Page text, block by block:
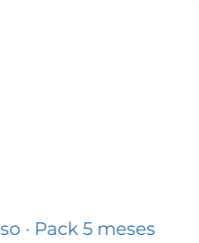
· Pack 5 meses